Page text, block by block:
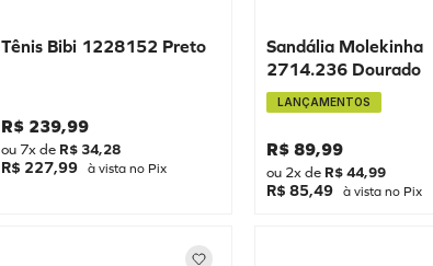
Tênis Bibi 1228152 Preto
R$ 239,99
ou 7x de R$ 34,28
R$ 227,99 à vista no Pix
Sandália Molekinha
2714.236 Dourado
LANÇAMENTOS
R$ 89,99
ou 2x de R$ 44,99
R$ 85,49 à vista no Pix